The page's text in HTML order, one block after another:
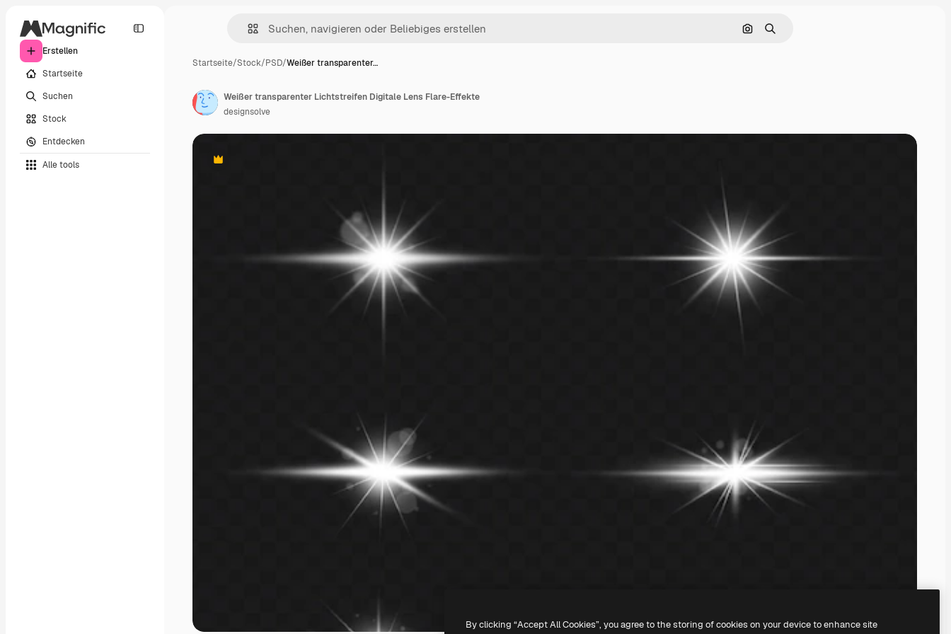
Erstellen
Startseite
Suchen
Stock
Entdecken
Alle tools
Nach Bild suchen
Suchen
Startseite/Stock/PSD/Weißer transparenter…
Premium
Weißer transparenter Lichtstreifen Digitale Lens Flare-Effekte
designsolve
By clicking “Accept All Cookies”, you agree to the storing of cookies on your device to enhance site